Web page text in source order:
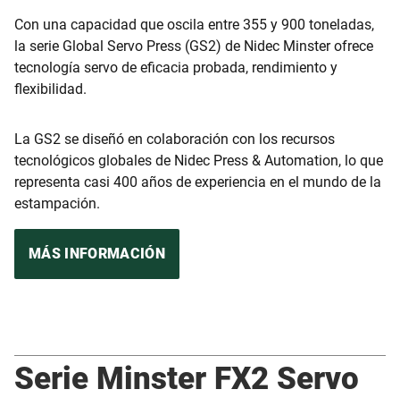
Con una capacidad que oscila entre 355 y 900 toneladas,
la serie Global Servo Press (GS2) de Nidec Minster ofrece
tecnología servo de eficacia probada, rendimiento y
flexibilidad.
La GS2 se diseñó en colaboración con los recursos
tecnológicos globales de Nidec Press & Automation, lo que
representa casi 400 años de experiencia en el mundo de la
estampación.
MÁS INFORMACIÓN
Serie Minster FX2 Servo